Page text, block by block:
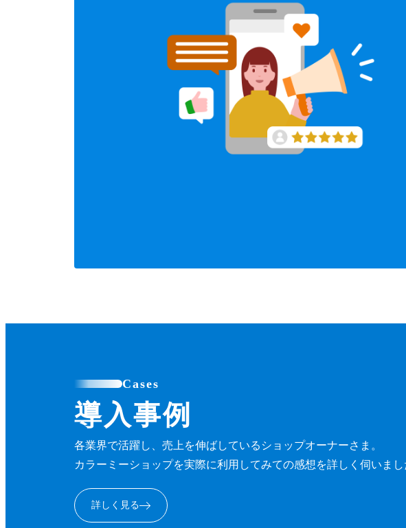
Cases
導入事例
各業界で活躍し、売上を伸ばしているショップオーナーさま。
カラーミーショップを実際に利用してみての感想を詳しく伺いまし
詳しく見る